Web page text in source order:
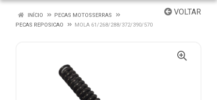
VOLTAR
INÍCIO
PECAS MOTOSSERRAS
PECAS REPOSICAO
MOLA 61/268/288/372/390/570